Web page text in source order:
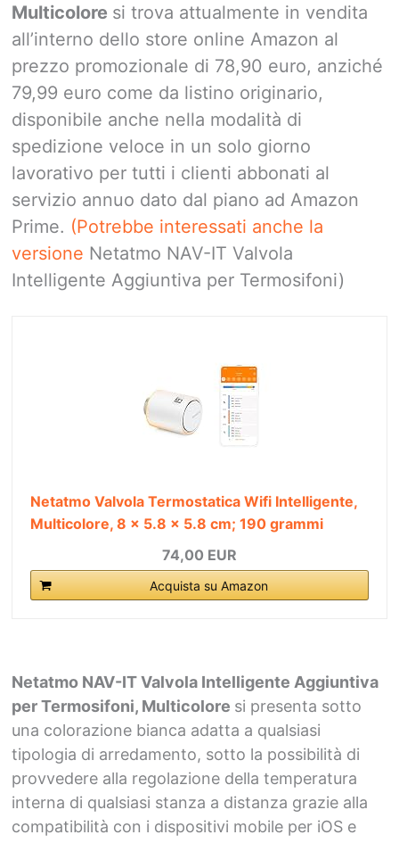
Multicolore si trova attualmente in vendita
all’interno dello store online Amazon al
prezzo promozionale di 78,90 euro, anziché
79,99 euro come da listino originario,
disponibile anche nella modalità di
spedizione veloce in un solo giorno
lavorativo per tutti i clienti abbonati al
servizio annuo dato dal piano ad Amazon
Prime. (Potrebbe interessati anche la
versione Netatmo NAV-IT Valvola
Intelligente Aggiuntiva per Termosifoni)
Netatmo Valvola Termostatica Wifi Intelligente,
Multicolore, ‎8 x 5.8 x 5.8 cm; 190 grammi
74,00 EUR
Acquista su Amazon
Netatmo NAV-IT Valvola Intelligente Aggiuntiva
per Termosifoni, Multicolore si presenta sotto
una colorazione bianca adatta a qualsiasi
tipologia di arredamento, sotto la possibilità di
provvedere alla regolazione della temperatura
interna di qualsiasi stanza a distanza grazie alla
compatibilità con i dispositivi mobile per iOS e